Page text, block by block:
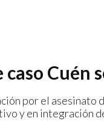
caso Cuén
por el
y en integración